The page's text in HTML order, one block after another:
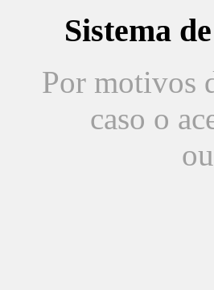
Sistema
Por motivos
caso o